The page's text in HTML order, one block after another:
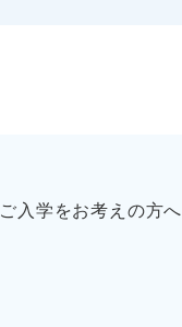
ご入学をお考えの方へ